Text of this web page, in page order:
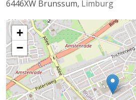
6446XW Brunssum, Limburg
+
−